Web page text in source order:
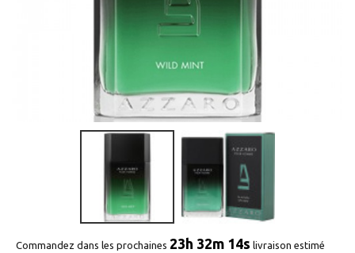
Commandez dans les prochaines 23h 32m 13s livraison estimé